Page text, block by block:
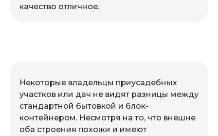
качество отличное.
Некоторые владельцы приусадебных
участков или дач не видят разницы между
стандартной бытовкой и блок-
контейнером. Несмотря на то, что внешне
оба строения похожи и имеют